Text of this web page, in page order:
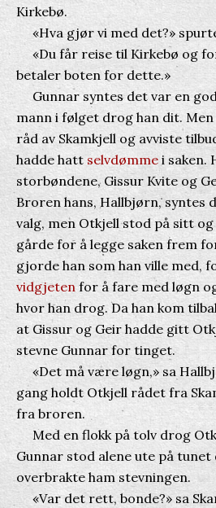
Kirkebø.
«Hva gjør vi med det?»
«Du får reise til Kirkebø og
betaler boten for dette.»
Gunnar syntes det var en
mann i følget drog han dit.
råd av Skamkjell og avviste
hadde hatt selvdømme i saken.
storbøndene, Gissur Kvite og
Broren hans, Hallbjørn, syntes
valg, men Otkjell stod på sitt og
gårde for å legge saken frem
gjorde han som han ville med,
vidgjeten for å fare med løgn
hvor han drog. Da han kom
at Gissur og Geir hadde gitt
stevne Gunnar for tinget.
«Det må være løgn,» sa
gang holdt Otkjell rådet fra
fra broren.
Med en flokk på tolv drog
Gunnar stod alene ute på tunet
overbrakte ham stevningen.
«Var det rett, bonde?» sa